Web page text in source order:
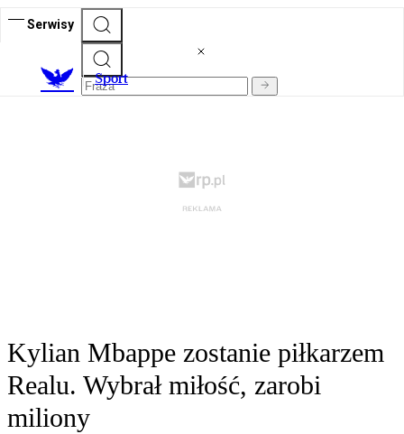
Serwisy
Sport
Kylian Mbappe zostanie piłkarzem
Realu. Wybrał miłość, zarobi
miliony